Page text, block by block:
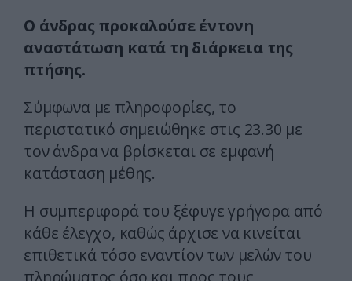
Ο άνδρας προκαλούσε έντονη
αναστάτωση κατά τη διάρκεια της
πτήσης.
Σύμφωνα με πληροφορίες, το
περιστατικό σημειώθηκε στις 23.30 με
τον άνδρα να βρίσκεται σε εμφανή
κατάσταση μέθης.
Η συμπεριφορά του ξέφυγε γρήγορα από
κάθε έλεγχο, καθώς άρχισε να κινείται
επιθετικά τόσο εναντίον των μελών του
πληρώματος όσο και προς τους